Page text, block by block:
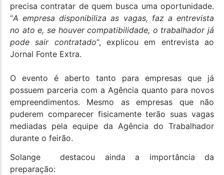
precisa contratar de quem busca uma oportunidade.
“A empresa disponibiliza as vagas, faz a entrevista
no ato e, se houver compatibilidade, o trabalhador já
pode sair contratado“, explicou em entrevista ao
Jornal Fonte Extra.
O evento é aberto tanto para empresas que já
possuem parceria com a Agência quanto para novos
empreendimentos. Mesmo as empresas que não
puderem comparecer fisicamente terão suas vagas
mediadas pela equipe da Agência do Trabalhador
durante o feirão.
Solange destacou ainda a importância da
preparação: